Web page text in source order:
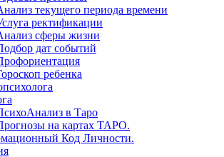
текущего периода времени
ректификации
сферы жизни
дат событий
ребенка
в Таро
на картах ТАРО.
Код Личности.